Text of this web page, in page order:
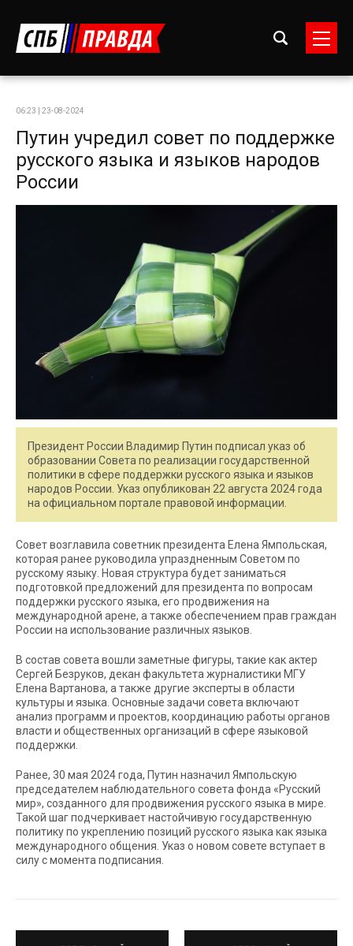
06:23 | 23-08-2024
Путин учредил совет по поддержке
русского языка и языков народов
России
Президент России Владимир Путин подписал указ об
образовании Совета по реализации государственной
политики в сфере поддержки русского языка и языков
народов России. Указ опубликован 22 августа 2024 года
на официальном портале правовой информации.
Совет возглавила советник президента Елена Ямпольская,
которая ранее руководила упраздненным Советом по
русскому языку. Новая структура будет заниматься
подготовкой предложений для президента по вопросам
поддержки русского языка, его продвижения на
международной арене, а также обеспечением прав граждан
России на использование различных языков.
В состав совета вошли заметные фигуры, такие как актер
Сергей Безруков, декан факультета журналистики МГУ
Елена Вартанова, а также другие эксперты в области
культуры и языка. Основные задачи совета включают
анализ программ и проектов, координацию работы органов
власти и общественных организаций в сфере языковой
поддержки.
Ранее, 30 мая 2024 года, Путин назначил Ямпольскую
председателем наблюдательного совета фонда «Русский
мир», созданного для продвижения русского языка в мире.
Такой шаг подчеркивает настойчивую государственную
политику по укреплению позиций русского языка как языка
международного общения. Указ о новом совете вступает в
силу с момента подписания.